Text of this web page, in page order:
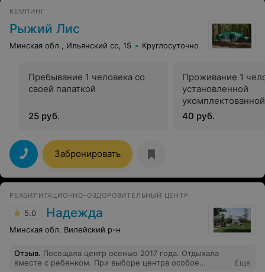
КЕМПИНГ
Рыжий Лис
Минская обл., Ильянский сс, 15 Круглосуточно
Пребывание 1 человека со
своей палаткой
25 руб.
Проживание 1
установленной
40 руб.
Забронировать
РЕАБИЛИТАЦИОННО-ОЗДОРОВИТЕЛЬНЫЙ ЦЕНТР
5.0 Надежда
Минская обл. Вилейский р-н
Отзыв. Посещала центр осенью 2017 года. Отдыхала
вместе с ребенком. При выборе центра особое
Еще